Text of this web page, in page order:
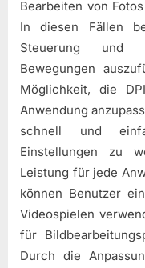
Bearbeiten von
In diesen Fällen
Steuerung und
Bewegungen
Möglichkeit, die
Anwendung
schnell und
Einstellungen zu
Leistung für jede
können Benutzer
Videospielen
für
Durch die